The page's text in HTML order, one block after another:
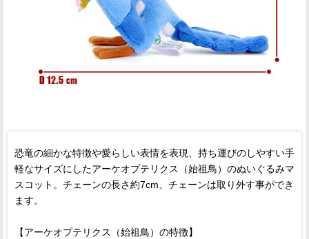
恐竜の細かな特徴や愛らしい表情を表現、持ち運びのしやすい手
軽なサイズにしたアーケオプテリクス（始祖鳥）のぬいぐるみマ
スコット。チェーンの長さ約7cm、チェーンは取り外す事ができ
ます。
【アーケオプテリクス（始祖鳥）の特徴】